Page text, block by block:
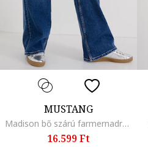
MUSTANG
Madison bő szárú farmernadrág, Melange kék
16.599 Ft